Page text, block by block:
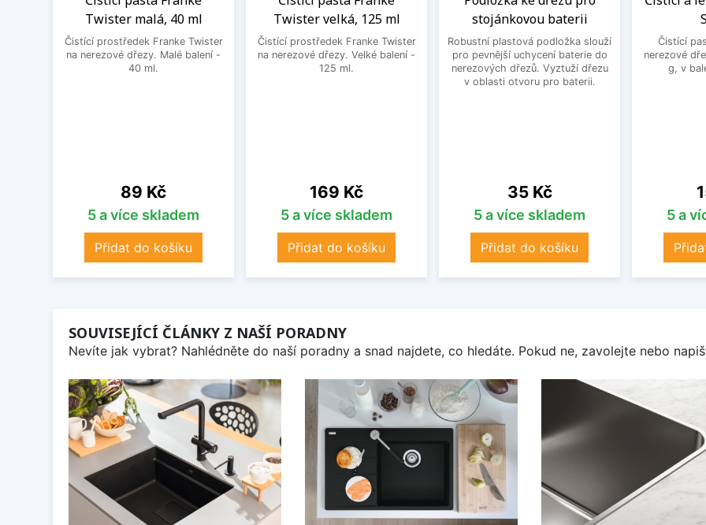
Twister malá, 40 ml
Čistící prostředek Franke Twister
na nerezové dřezy. Malé balení -
40 ml.
Cena
89 Kč
5 a více skladem
Přidat do košíku
Twister velká, 125 ml
Čistící prostředek Franke Twister
na nerezové dřezy. Velké balení -
125 ml.
Cena
169 Kč
5 a více skladem
Přidat do košíku
stojánkovou baterii
Robustní plastová podložka slouží
pro pevnější uchycení baterie do
nerezových dřezů. Vyztuží dřezu
v oblasti otvoru pro baterii.
Cena
35 Kč
5 a více skladem
Přidat do košíku
Čistící
nerezové
g, v
5 a
SOUVISEJÍCÍ ČLÁNKY Z NAŠÍ PORADNY
Nevíte jak vybrat? Nahlédněte do naší poradny a snad najdete, co hledáte. Pokud ne, zavolejte nebo